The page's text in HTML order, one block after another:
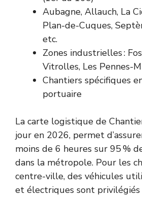
Aubagne, Allauch, La
Plan-de-Cuques,
etc.
Zones industrielles :
Vitrolles, Les Pennes-
Chantiers spécifiques
portuaire
La carte logistique de
jour en 2026, permet
moins de 6 heures sur 95 %
dans la métropole. Pour les
centre-ville, des véhicules
et électriques sont